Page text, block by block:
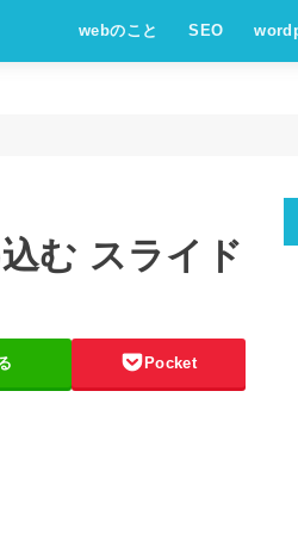
webのこと SEO
む スライド
Pocket